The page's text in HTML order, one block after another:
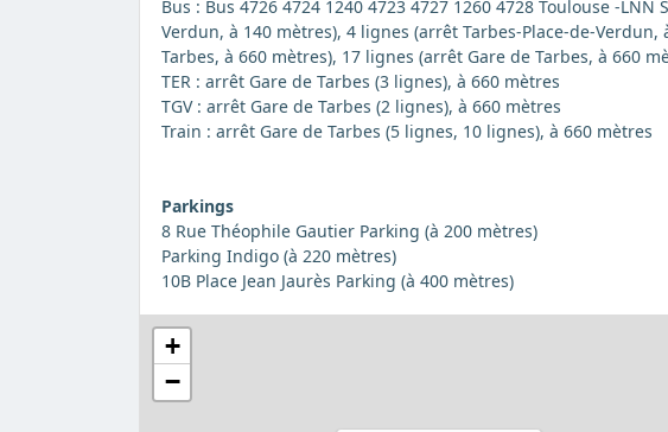
Bus : Bus 4726 4724 1240 4723 4727 1260 4728 Toulouse -LNN
Verdun, à 140 mètres), 4 lignes (arrêt Tarbes-Place-de-
Tarbes, à 660 mètres), 17 lignes (arrêt Gare de Tarbes, à 660
TER : arrêt Gare de Tarbes (3 lignes), à 660 mètres
TGV : arrêt Gare de Tarbes (2 lignes), à 660 mètres
Train : arrêt Gare de Tarbes (5 lignes, 10 lignes), à 660 mètres
Parkings
8 Rue Théophile Gautier Parking (à 200 mètres)
Parking Indigo (à 220 mètres)
10B Place Jean Jaurès Parking (à 400 mètres)
+
−